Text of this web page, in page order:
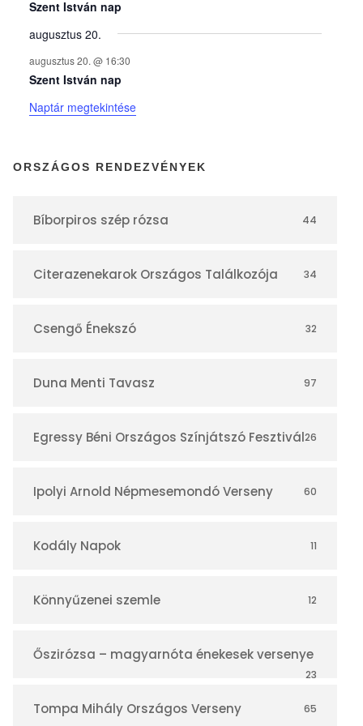
y
e
k
n
a
á
r
Szent István nap
augusztus 20.
augusztus 20. @ 16:30
Szent István nap
Naptár megtekintése
ORSZÁGOS RENDEZVÉNYEK
Bíborpiros szép rózsa 44
Citerazenekarok Országos Találkozója 34
Csengő Énekszó 32
Duna Menti Tavasz 97
Egressy Béni Országos Színjátszó Fesztivál26
Ipolyi Arnold Népmesemondó Verseny 60
Kodály Napok 11
Könnyűzenei szemle 12
Őszirózsa – magyarnóta énekesek versenye
23
Tompa Mihály Országos Verseny 65